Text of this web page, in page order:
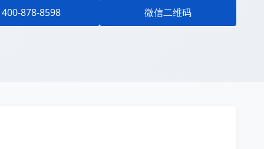
400-878-8598 微信二维码